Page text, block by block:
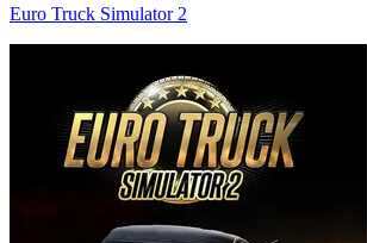
Euro Truck Simulator 2